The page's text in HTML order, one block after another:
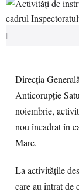
|
Direcția
Anticorupție
noiembrie,
nou încadrat în
Mare.
La activitățile
care au intrat de